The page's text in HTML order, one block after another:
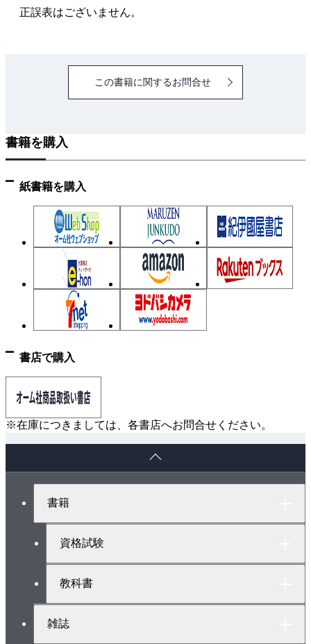
正誤表はございません。
この書籍に関するお問合せ
書籍を購入
紙書籍を購入
書店で購入
※在庫につきましては、各書店へお問合せください。
書籍
資格試験
教科書
雑誌